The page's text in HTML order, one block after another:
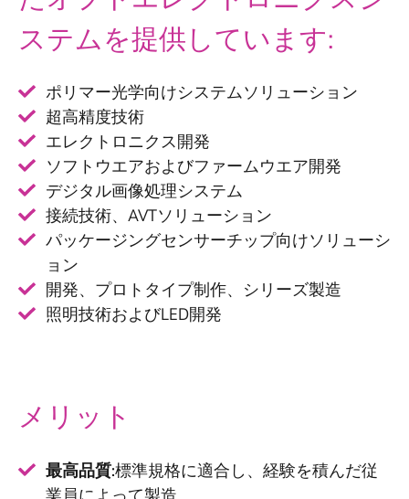
ステムを提供しています:
ポリマー光学向けシステムソリューション
超高精度技術
エレクトロニクス開発
ソフトウエアおよびファームウエア開発
デジタル画像処理システム
接続技術、AVTソリューション
パッケージングセンサーチップ向けソリューシ
ョン
開発、プロトタイプ制作、シリーズ製造
照明技術およびLED開発
メリット
最高品質:標準規格に適合し、経験を積んだ従